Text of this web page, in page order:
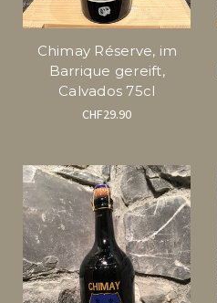
Chimay Réserve, im
Barrique gereift,
Calvados 75cl
CHF29.90